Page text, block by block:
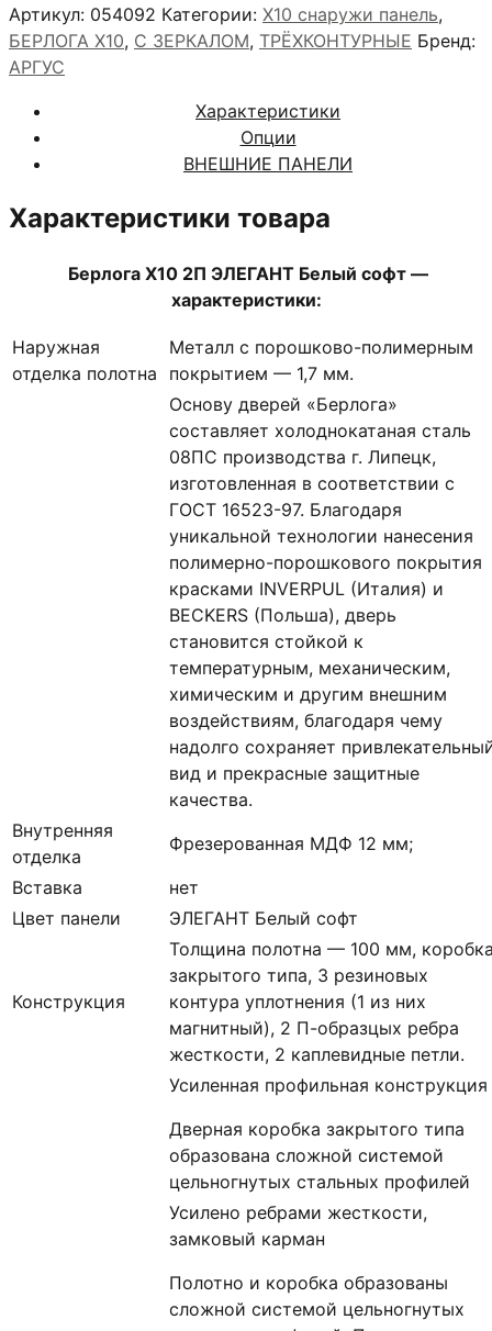
Х10
2П
ЭЛЕГАНТ
софт
Артикул: 054092 Категории: X10 снаружи панель,
БЕРЛОГА Х10, С ЗЕРКАЛОМ, ТРЁХКОНТУРНЫЕ Бренд:
АРГУС
Характеристики
Опции
ВНЕШНИЕ ПАНЕЛИ
Характеристики товара
Берлога Х10 2П ЭЛЕГАНТ Белый софт —
характеристики:
Наружная
отделка полотна
Металл с порошково-полимерным
покрытием — 1,7 мм.
Основу дверей «Берлога»
составляет холоднокатаная сталь
08ПС производства г. Липецк,
изготовленная в соответствии с
ГОСТ 16523-97. Благодаря
уникальной технологии нанесения
полимерно-порошкового покрытия
красками INVERPUL (Италия) и
BECKERS (Польша), дверь
становится стойкой к
температурным, механическим,
химическим и другим внешним
воздействиям, благодаря чему
надолго сохраняет
вид и прекрасные защитные
качества.
Внутренняя
отделка
Фрезерованная МДФ 12 мм;
Вставка
нет
Цвет панели
ЭЛЕГАНТ Белый софт
Конструкция
Толщина полотна — 100 мм,
закрытого типа, 3 резиновых
контура уплотнения (1 из них
магнитный), 2 П-образцых ребра
жесткости, 2 каплевидные петли.
Усиленная профильная конструкция
Дверная коробка закрытого типа
образована сложной системой
цельногнутых стальных профилей
Усилено ребрами жесткости,
замковый карман
Полотно и коробка образованы
сложной системой цельногнутых